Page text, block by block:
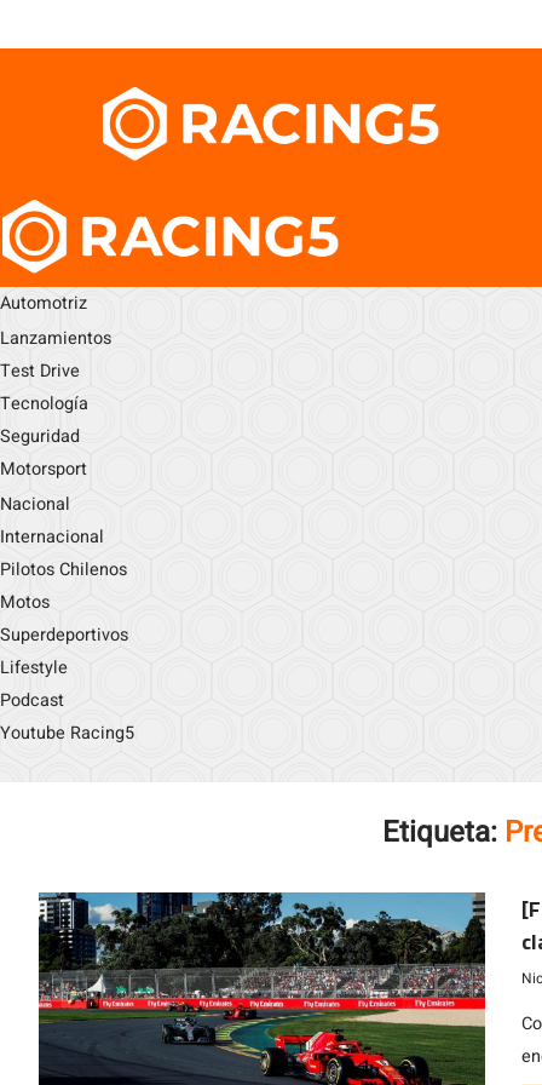
Automotriz
Lanzamientos
Test Drive
Tecnología
Seguridad
Motorsport
Nacional
Internacional
Pilotos Chilenos
Motos
Superdeportivos
Lifestyle
Podcast
Youtube Racing5
Etiqueta: